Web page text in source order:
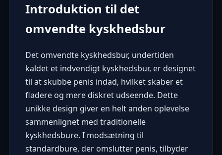
Introduktion til det
omvendte kyskhedsbur
Det omvendte kyskhedsbur, undertiden
kaldet et indvendigt kyskhedsbur, er designet
til at skubbe penis indad, hvilket skaber et
fladere og mere diskret udseende. Dette
unikke design giver en helt anden oplevelse
sammenlignet med traditionelle
kyskhedsbure. I modsætning til
standardbure, der omslutter penis, tilbyder